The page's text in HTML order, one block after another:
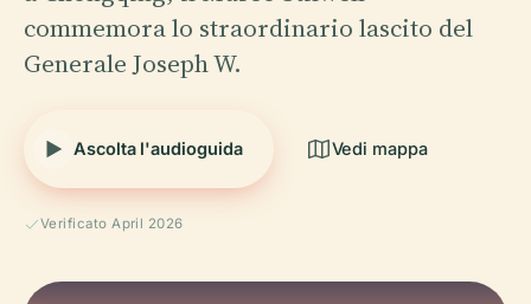
commemora lo straordinario lascito del
Generale Joseph W.
Ascolta l'audioguida Vedi mappa
Verificato April 2026